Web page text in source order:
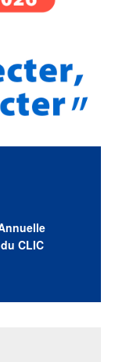
CLIC